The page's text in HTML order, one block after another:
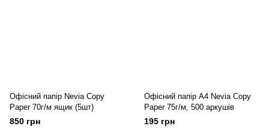
Офісний папір Nevia Copy
Paper 70г/м ящик (5шт)
850 грн
Офісний папір А4 Nevia Copy
Paper 75г/м, 500 аркушів
195 грн